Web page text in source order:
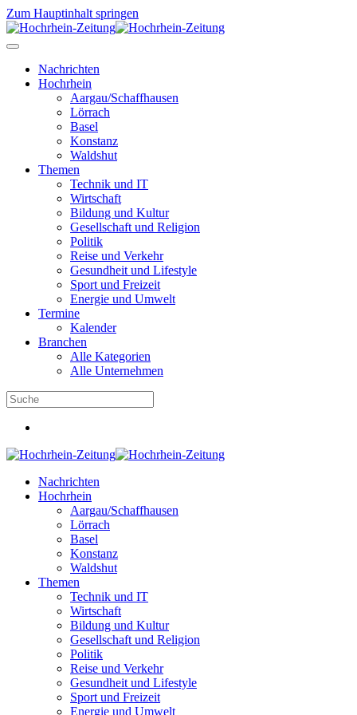
Zum Hauptinhalt springen
Nachrichten
Hochrhein
Aargau/Schaffhausen
Lörrach
Basel
Konstanz
Waldshut
Themen
Technik und IT
Wirtschaft
Bildung und Kultur
Gesellschaft und Religion
Politik
Reise und Verkehr
Gesundheit und Lifestyle
Sport und Freizeit
Energie und Umwelt
Termine
Kalender
Branchen
Alle Kategorien
Alle Unternehmen
Nachrichten
Hochrhein
Aargau/Schaffhausen
Lörrach
Basel
Konstanz
Waldshut
Themen
Technik und IT
Wirtschaft
Bildung und Kultur
Gesellschaft und Religion
Politik
Reise und Verkehr
Gesundheit und Lifestyle
Sport und Freizeit
Energie und Umwelt